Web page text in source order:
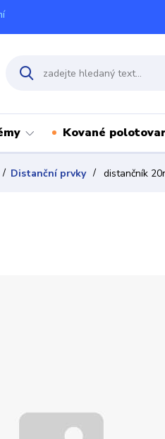
Kované
Distanční prvky distančník